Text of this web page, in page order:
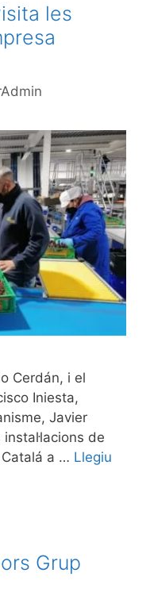
les
Cerdán, i el
Iniesta,
Javier
de
Catalá a … Llegiu
Grup